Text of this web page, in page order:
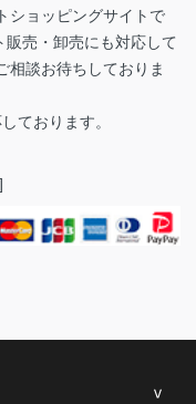
ショッピングサイトで
売・卸売にも対応して
相談お待ちしておりま
ております。